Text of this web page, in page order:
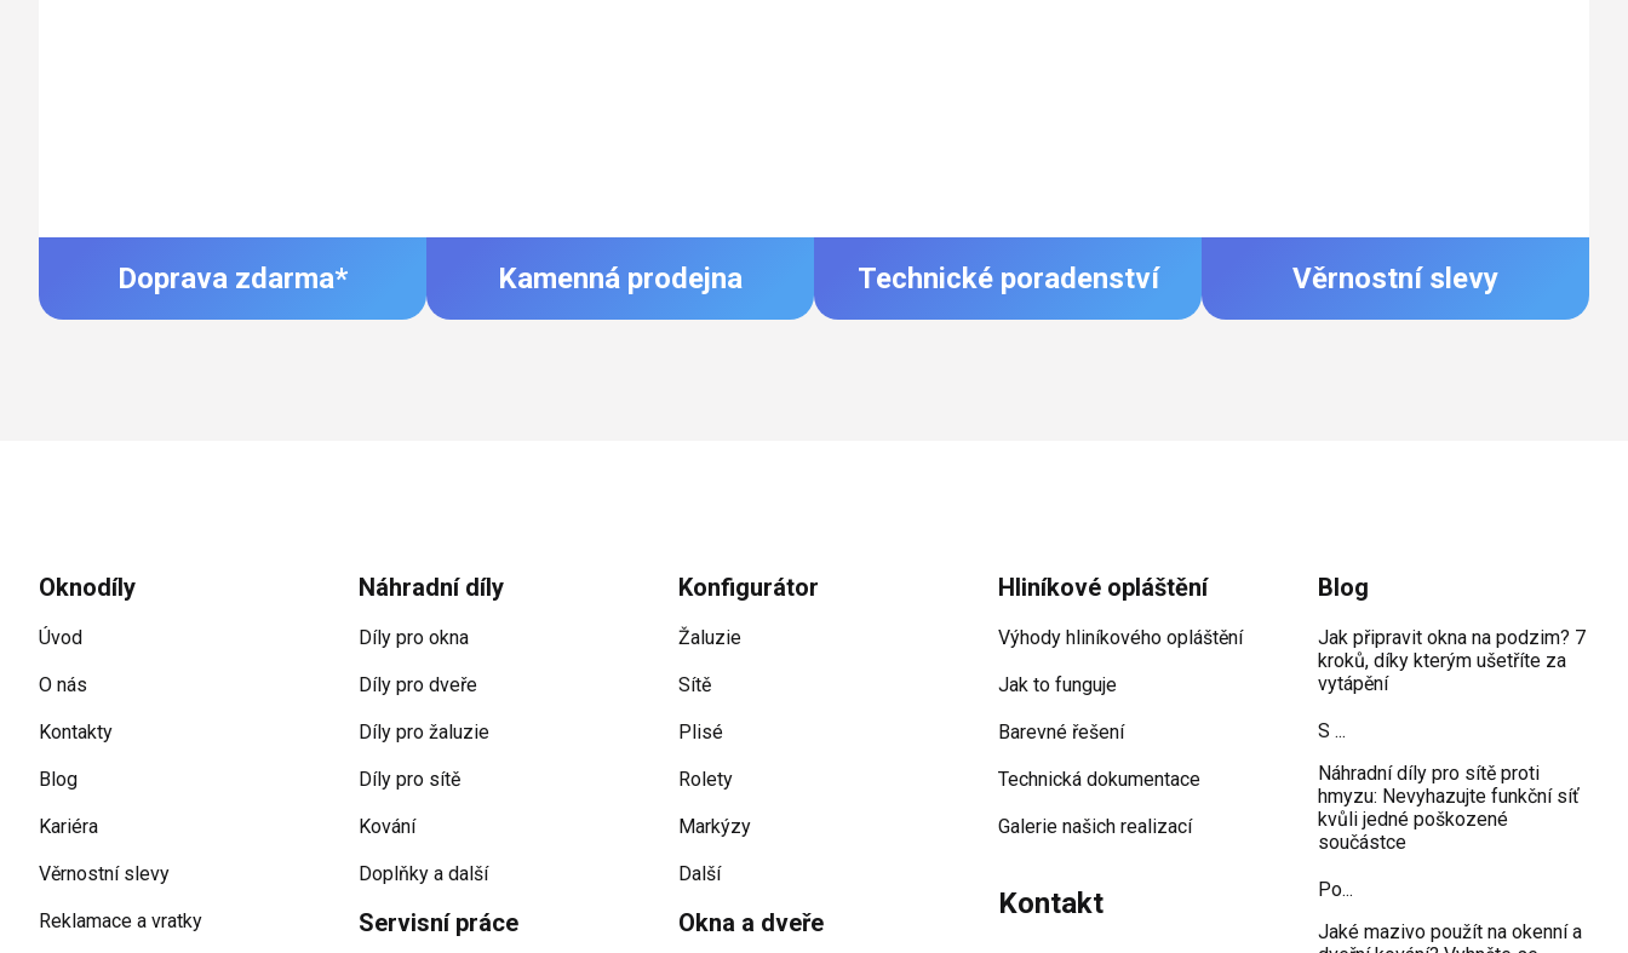
Doprava zdarma* Kamenná prodejna Technické poradenství Věrnostní slevy
Zápatí
Oknodíly
Úvod
O nás
Kontakty
Blog
Kariéra
Věrnostní slevy
Reklamace a vratky
Náhradní díly
Díly pro okna
Díly pro dveře
Díly pro žaluzie
Díly pro sítě
Kování
Doplňky a další
Servisní práce
Konfigurátor
Žaluzie
Sítě
Plisé
Rolety
Markýzy
Další
Okna a dveře
Hliníkové opláštění
Výhody hliníkového opláštění
Jak to funguje
Barevné řešení
Technická dokumentace
Galerie našich realizací
Kontakt
Blog
Jak připravit okna na podzim? 7
kroků, díky kterým ušetříte za
vytápění
S ...
Náhradní díly pro sítě proti
hmyzu: Nevyhazujte funkční síť
kvůli jedné poškozené
součástce
Po...
Jaké mazivo použít na okenní a